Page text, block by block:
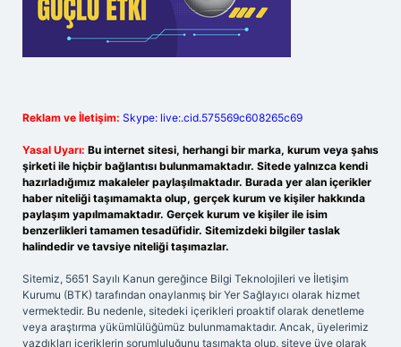
Reklam ve İletişim: Skype: live:.cid.575569c608265c69
Yasal Uyarı: Bu internet sitesi, herhangi bir marka, kurum veya şahıs
şirketi ile hiçbir bağlantısı bulunmamaktadır. Sitede yalnızca kendi
hazırladığımız makaleler paylaşılmaktadır. Burada yer alan içerikler
haber niteliği taşımamakta olup, gerçek kurum ve kişiler hakkında
paylaşım yapılmamaktadır. Gerçek kurum ve kişiler ile isim
benzerlikleri tamamen tesadüfidir. Sitemizdeki bilgiler taslak
halindedir ve tavsiye niteliği taşımazlar.
Sitemiz, 5651 Sayılı Kanun gereğince Bilgi Teknolojileri ve İletişim
Kurumu (BTK) tarafından onaylanmış bir Yer Sağlayıcı olarak hizmet
vermektedir. Bu nedenle, sitedeki içerikleri proaktif olarak denetleme
veya araştırma yükümlülüğümüz bulunmamaktadır. Ancak, üyelerimiz
yazdıkları içeriklerin sorumluluğunu taşımakta olup, siteye üye olarak